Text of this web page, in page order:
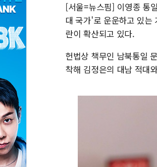
[서울=뉴스핌] 이영종 통
대 국가'로 운운하고 있는
란이 확산되고 있다.
헌법상 책무인 남북통일
착해 김정은의 대남 적대